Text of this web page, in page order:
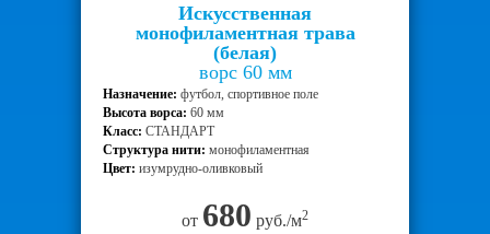
Искусственная
монофиламентная трава
(белая)
ворс 60 мм
Назначение: футбол, спортивное поле
Высота ворса: 60 мм
Класс: СТАНДАРТ
Структура нити: монофиламентная
Цвет: изумрудно-оливковый
от 680 руб./м2